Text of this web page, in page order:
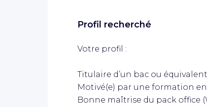
Profil recherché
Votre profil :
Titulaire d’un bac ou équivalent
Motivé(e) par une formation
Bonne maîtrise du pack office